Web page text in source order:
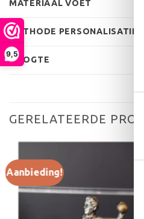
9,5
MATERIAAL VOET
METHODE PERSONALISATIE
HOOGTE
GERELATEERDE
Aanbieding!